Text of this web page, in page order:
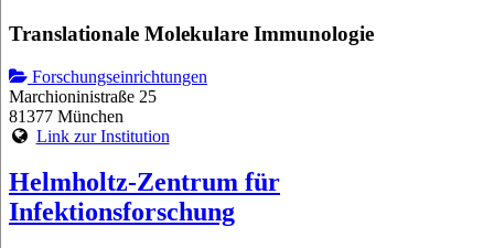
Translationale Molekulare Immunologie
Forschungseinrichtungen
Marchioninistraße 25
81377 München
Link zur Institution
Helmholtz-Zentrum für
Infektionsforschung